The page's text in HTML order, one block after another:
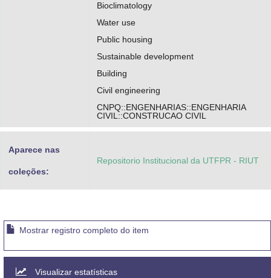
Bioclimatology
Water use
Public housing
Sustainable development
Building
Civil engineering
CNPQ::ENGENHARIAS::ENGENHARIA
CIVIL::CONSTRUCAO CIVIL
Aparece nas
coleções:
Repositorio Institucional da UTFPR - RIUT
Mostrar registro completo do item
Visualizar estatísticas